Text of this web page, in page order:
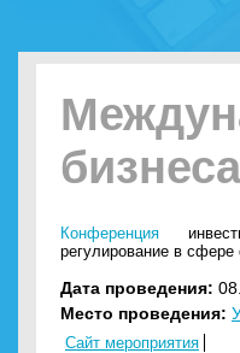
Конференция
регулирование в
Дата проведения:
Место проведения:
Сайт мероприятия